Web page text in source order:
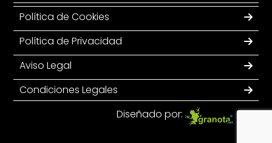
Política de Cookies
Política de Privacidad
Aviso Legal
Condiciones Legales
Diseñado por: